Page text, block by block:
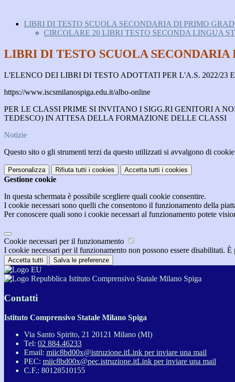
LIBRI DI TESTO SCUOLA SECONDARIA DI PRIMO
CIRCOLARE 20 LIBRI TESTO SECONDA LINGUA
LIBRI DI TESTO SCUOLA SECONDARIA
L'ELENCO DEI LIBRI DI TESTO ADOTTATI PER L'A.S. 2022/
https://www.iscsmilanospiga.edu.it/albo-online
PER LE CLASSI PRIME SI INVITANO I SIGG.RI GENITORI A
TEDESCO) IN ATTESA DELLA FORMAZIONE DELLE CLASSI
Notizie
Questo sito o gli strumenti terzi da questo utilizzati si avvalgono di
Personalizza Rifiuta tutti i cookies Accetta tutti i cookies
Gestione cookie
In questa schermata è possibile scegliere quali cookie consentire.
I cookie necessari sono quelli che consentono il funzionamento della
Per conoscere quali sono i cookie necessari al funzionamento potete
Cookie necessari per il funzionamento
I cookie necessari per il funzionamento non possono essere disabilitati.
Accetta tutti Salva le preferenze
Istituto Comprensivo Statale Milano Spiga
Contatti
Istituto Comprensivo Statale Milano Spiga
Via Santo Spirito, 21 20121 Milano (MI)
Tel: 02 884.46233
Email: miic8bd00x@istruzione.itLink per inviare una mail
PEC: miic8bd00x@pec.istruzione.itLink per inviare una mail
C.F.: 80128510155